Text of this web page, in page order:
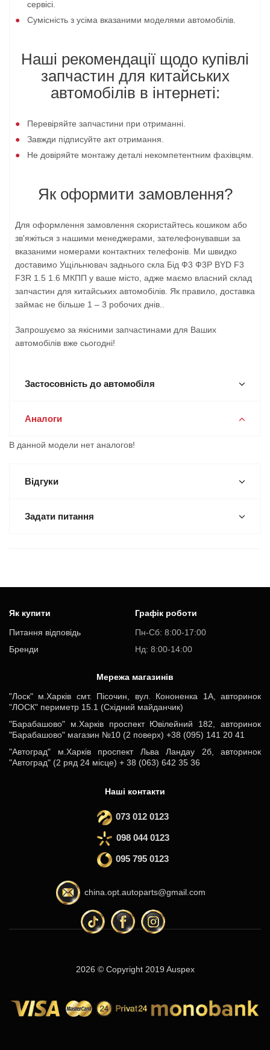
сервісі.
Сумісність з усіма вказаними моделями автомобілів.
Наші рекомендації щодо купівлі
запчастин для китайських
автомобілів в інтернеті:
Перевіряйте запчастини при отриманні.
Завжди підписуйте акт отримання.
Не довіряйте монтажу деталі некомпетентним фахівцям.
Як оформити замовлення?
Для оформлення замовлення скористайтесь кошиком або
зв'яжіться з нашими менеджерами, зателефонувавши за
вказаними номерами контактних телефонів. Ми швидко
доставимо Ущільнювач заднього скла Бід Ф3 Ф3Р BYD F3
F3R 1.5 1.6 МКПП у ваше місто, адже маємо власний склад
запчастин для китайських автомобілів. Як правило, доставка
займає не більше 1 – 3 робочих днів..
Запрошуємо за якісними запчастинами для Ваших
автомобілів вже сьогодні!
Застосовність до автомобіля
Аналоги
В данной модели нет аналогов!
Відгуки
Задати питання
Як купити
Питання відповідь
Бренди
Графік роботи
Пн-Cб: 8:00-17:00
Нд: 8:00-14:00
Мережа магазинів
"Лоск" м.Харків смт. Пісочин, вул. Кононенка 1А, авторинок
"ЛОСК" периметр 15.1 (Східний майданчик)
"Барабашово" м.Харків проспект Ювілейний 182, авторинок
"Барабашово" магазин №10 (2 поверх) +38 (095) 141 20 41
"Автоград" м.Харків проспект Льва Ландау 2б, авторинок
"Автоград" (2 ряд 24 місце) + 38 (063) 642 35 36
Наші контакти
073 012 0123
098 044 0123
095 795 0123
china.opt.autoparts@gmail.com
2026 © Copyright 2019 Auspex